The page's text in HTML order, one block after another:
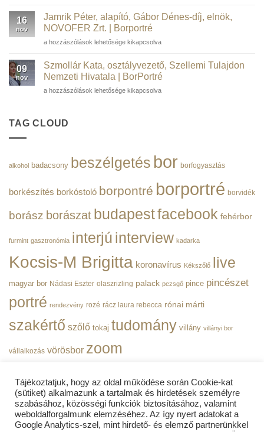
tagja,
a
volt
|
Borportré
bejegyzéshez
ügyvezető
és
Salarify
Borportré
bejegyzéshez
16
nov
Jamrik Péter, alapító, Gábor Dénes-díj, elnök,
NOVOFER Zrt. | Borportré
Jamrik
alapító,
Gábor
díj,
Zrt.
a hozzászólások lehetősége kikapcsolva
09
nov
Szmollár Kata, osztályvezető, Szellemi Tulajdon
Nemzeti Hivatala | BorPortré
Szmollár
Szellemi
BorPortré
a hozzászólások lehetősége kikapcsolva
TAG CLOUD
alkohol badacsony beszélgetés bor borfogyasztás
borkészítés borkóstoló borpontré borportré borvidék
borász borászat budapestfacebook fehérbor
furmint gasztronómia interjú interview kadarka
Kocsis-M Brigitta koronavírus Kékszőlő live
magyar bor Nádasi Eszter olaszrizling palack pezsgő pince pincészet
portré rendezvény rozé rácz laura rebecca rónai márti
szakértő szőlő tokaj tudomány villány villányi bor
vállalkozás vörösbor zoom
ADATVÉDELMI TÁJÉKOZTATÓ
Tájékoztatjuk, hogy az oldal működése során Cookie-kat
(sütiket) alkalmazunk a tartalmak és hirdetések személyre
szabásához, közösségi funkciók biztosításához, valamint
weboldalforgalmunk elemzéséhez. Az így nyert adatokat a
Google Analytics-szel, mint hirdető- és elemző partnerünkkel